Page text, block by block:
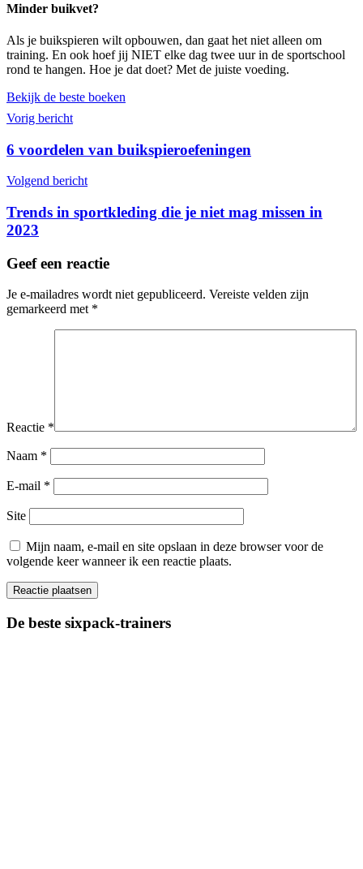
Minder buikvet?
Als je buikspieren wilt opbouwen, dan gaat het niet alleen om
training. En ook hoef jij NIET elke dag twee uur in de sportschool
rond te hangen. Hoe je dat doet? Met de juiste voeding.
Bekijk de beste boeken
Vorig bericht
6 voordelen van buikspieroefeningen
Volgend bericht
Trends in sportkleding die je niet mag missen in
2023
Geef een reactie
Je e-mailadres wordt niet gepubliceerd. Vereiste velden zijn
gemarkeerd met *
Reactie *
Naam *
E-mail *
Site
Mijn naam, e-mail en site opslaan in deze browser voor de
volgende keer wanneer ik een reactie plaats.
De beste sixpack-trainers